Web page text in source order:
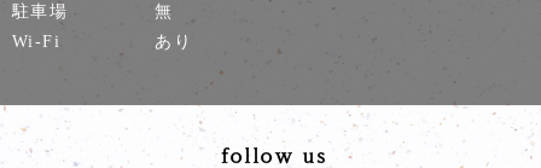
駐車場
無
Wi-Fi
あり